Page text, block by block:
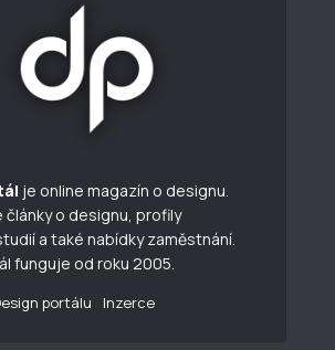
je online magazín o designu.
o designu, profily
a také nabídky zaměstnání.
funguje od roku 2005.
portálu Inzerce